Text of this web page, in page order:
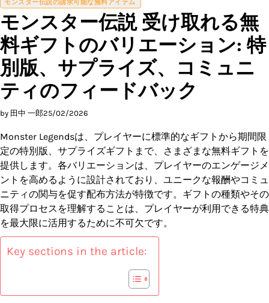
モンスター伝説の請求可能な無料アイテム
モンスター伝説 受け取れる無
料ギフトのバリエーション: 特
別版、サプライズ、コミュニ
ティのフィードバック
by 田中 一郎25/02/2026
Monster Legendsは、プレイヤーに標準的なギフトから期間限
定の特別版、サプライズギフトまで、さまざまな無料ギフトを
提供します。各バリエーションは、プレイヤーのエンゲージメ
ントを高めるように設計されており、ユニークな報酬やコミュ
ニティの関与を促す配布方法が特徴です。ギフトの種類やその
取得プロセスを理解することは、プレイヤーが利用できる特典
を最大限に活用するために不可欠です。
Key sections in the article: